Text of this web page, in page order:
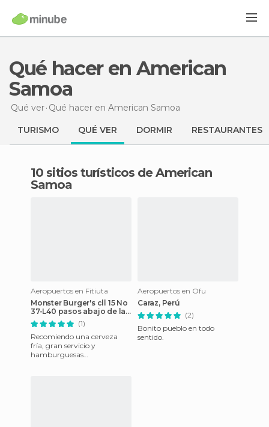
Qué hacer en American
Samoa
Qué ver Qué hacer en American Samoa
TURISMO QUÉ VER DORMIR RESTAURANTES
10 sitios turísticos de American
Samoa
Aeropuertos en Fitiuta
Monster Burger's cll 15 No
37-L40 pasos abajo de la
fiscalia 8A etapa de la
esperanza
(1)
Recomiendo una cerveza
fría, gran servicio y
hamburguesas
Aeropuertos en Ofu
Caraz, Perú
(2)
Bonito pueblo en todo
sentido.